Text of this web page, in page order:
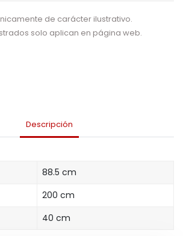
de carácter ilustrativo.
solo aplican en página web.
Descripción
88.5 cm
200 cm
40 cm